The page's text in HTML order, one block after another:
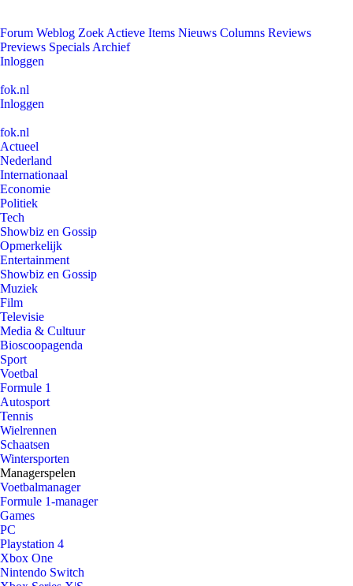
Forum Weblog Zoek Actieve Items Nieuws Columns Reviews
Previews Specials Archief
Inloggen
fok.nl
Inloggen
fok.nl
Actueel
Nederland
Internationaal
Economie
Politiek
Tech
Showbiz en Gossip
Opmerkelijk
Entertainment
Showbiz en Gossip
Muziek
Film
Televisie
Media & Cultuur
Bioscoopagenda
Sport
Voetbal
Formule 1
Autosport
Tennis
Wielrennen
Schaatsen
Wintersporten
Managerspelen
Voetbalmanager
Formule 1-manager
Games
PC
Playstation 4
Xbox One
Nintendo Switch